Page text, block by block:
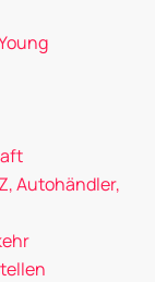
Autohändler,